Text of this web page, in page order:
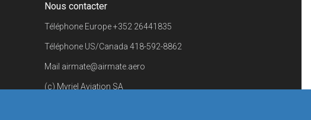
Nous contacter
Téléphone Europe+352 26441835
Téléphone US/Canada 418-592-8862
Mail airmate@airmate.aero
(c) Myriel Aviation SA